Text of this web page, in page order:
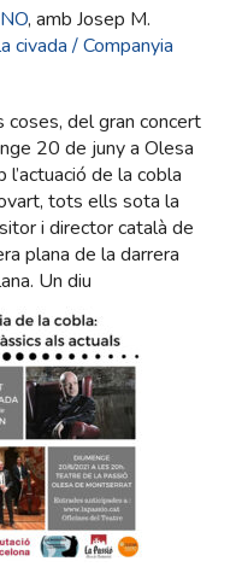
, amb Josep M.
civada / Companyia
coses, del gran concert
20 de juny a Olesa
de la cobla
tots ells sota la
i director català de
plana de la darrera
Un diu